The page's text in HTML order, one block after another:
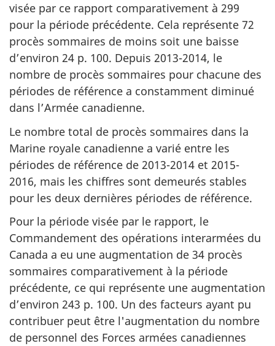
visée par ce rapport comparativement à 299
pour la période précédente. Cela représente 72
procès sommaires de moins soit une baisse
d’environ 24 p. 100. Depuis 2013-2014, le
nombre de procès sommaires pour chacune des
périodes de référence a constamment diminué
dans l’Armée canadienne.
Le nombre total de procès sommaires dans la
Marine royale canadienne a varié entre les
périodes de référence de 2013-2014 et 2015-
2016, mais les chiffres sont demeurés stables
pour les deux dernières périodes de référence.
Pour la période visée par le rapport, le
Commandement des opérations interarmées du
Canada a eu une augmentation de 34 procès
sommaires comparativement à la période
précédente, ce qui représente une augmentation
d’environ 243 p. 100. Un des facteurs ayant pu
contribuer peut être l'augmentation du nombre
de personnel des Forces armées canadiennes